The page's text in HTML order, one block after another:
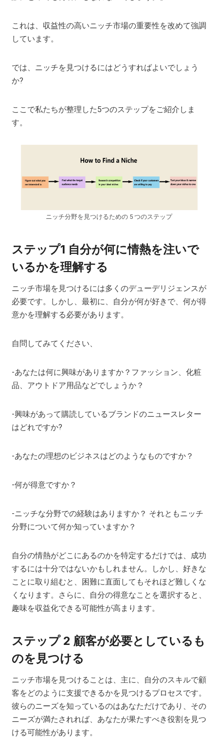
これは、収益性の高いニッチ市場の重要性を改めて強調
しています。
では、ニッチを見つけるにはどうすればよいでしょう
か?
ここで私たちが整理した5つのステップをご紹介しま
す。
ニッチ分野を見つけるための 5 つのステップ
ステップ1 自分が何に情熱を注いで
いるかを理解する
ニッチ市場を見つけるには多くのデューデリジェンスが
必要です。しかし、最初に、自分が何が好きで、何が得
意かを理解する必要があります。
自問してみてください、
-あなたは何に興味がありますか？ファッション、化粧
品、アウトドア用品などでしょうか？
-興味があって購読しているブランドのニュースレター
はどれですか?
-あなたの理想のビジネスはどのようなものですか？
-何が得意ですか？
-ニッチな分野での経験はありますか？ それともニッチ
分野について何か知っていますか？
自分の情熱がどこにあるのかを特定するだけでは、成功
するには十分ではないかもしれません。しかし、好きな
ことに取り組むと、困難に直面してもそれほど難しくな
くなります。さらに、自分の得意なことを選択すると、
趣味を収益化できる可能性が高まります。
ステップ 2 顧客が必要としているも
のを見つける
ニッチ市場を見つけることは、主に、自分のスキルで顧
客をどのように支援できるかを見つけるプロセスです。
彼らのニーズを知っているのはあなただけであり、その
ニーズが満たされれば、あなたが果たすべき役割を見つ
ける可能性があります。